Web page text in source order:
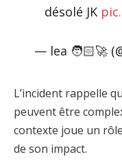
désolé JK
— lea 🧑🏻‍🚀
L’incident rappelle
peuvent être
contexte joue un
de son impact.